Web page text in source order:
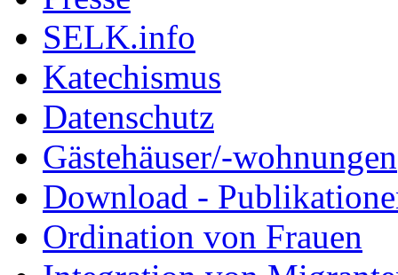
SELK.info
Katechismus
Datenschutz
Gästehäuser/-wohnungen
Download -
Ordination von Frauen